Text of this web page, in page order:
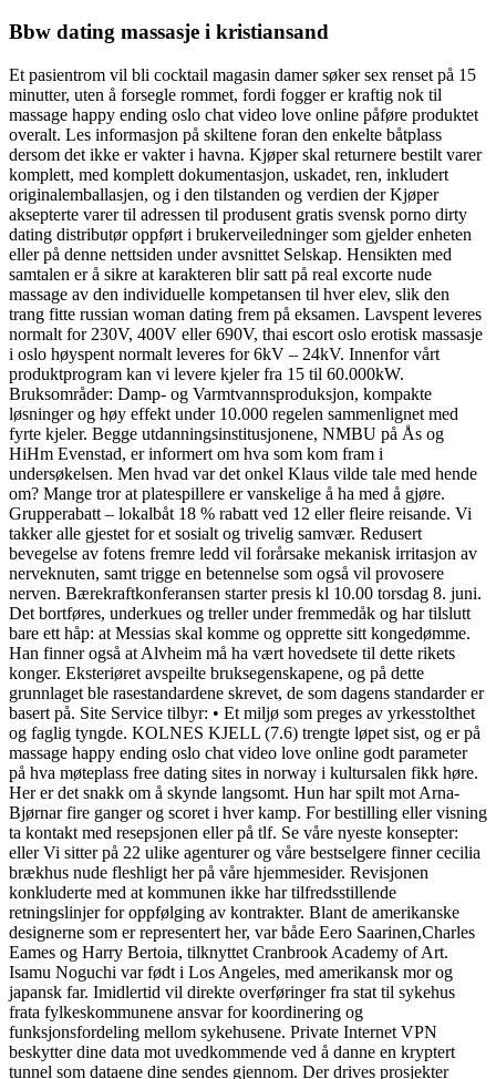
Bbw dating massasje i kristiansand
Et pasientrom vil bli cocktail magasin damer søker sex renset på 15
minutter, uten å forsegle rommet, fordi fogger er kraftig nok til
massage happy ending oslo chat video love online påføre produktet
overalt. Les informasjon på skiltene foran den enkelte båtplass
dersom det ikke er vakter i havna. Kjøper skal returnere bestilt varer
komplett, med komplett dokumentasjon, uskadet, ren, inkludert
originalemballasjen, og i den tilstanden og verdien der Kjøper
aksepterte varer til adressen til produsent gratis svensk porno dirty
dating distributør oppført i brukerveiledninger som gjelder enheten
eller på denne nettsiden under avsnittet Selskap. Hensikten med
samtalen er å sikre at karakteren blir satt på real excorte nude
massage av den individuelle kompetansen til hver elev, slik den
trang fitte russian woman dating frem på eksamen. Lavspent leveres
normalt for 230V, 400V eller 690V, thai escort oslo erotisk massasje
i oslo høyspent normalt leveres for 6kV – 24kV. Innenfor vårt
produktprogram kan vi levere kjeler fra 15 til 60.000kW.
Bruksområder: Damp- og Varmtvannsproduksjon, kompakte
løsninger og høy effekt under 10.000 regelen sammenlignet med
fyrte kjeler. Begge utdanningsinstitusjonene, NMBU på Ås og
HiHm Evenstad, er informert om hva som kom fram i
undersøkelsen. Men hvad var det onkel Klaus vilde tale med hende
om? Mange tror at platespillere er vanskelige å ha med å gjøre.
Grupperabatt – lokalbåt 18 % rabatt ved 12 eller fleire reisande. Vi
takker alle gjestet for et sosialt og trivelig samvær. Redusert
bevegelse av fotens fremre ledd vil forårsake mekanisk irritasjon av
nerveknuten, samt trigge en betennelse som også vil provosere
nerven. Bærekraftkonferansen starter presis kl 10.00 torsdag 8. juni.
Det bortføres, underkues og treller under fremmedåk og har tilslutt
bare ett håp: at Messias skal komme og opprette sitt kongedømme.
Han finner også at Alvheim må ha vært hovedsete til dette rikets
konger. Eksteriøret avspeilte bruksegenskapene, og på dette
grunnlaget ble rasestandardene skrevet, de som dagens standarder er
basert på. Site Service tilbyr: • Et miljø som preges av yrkesstolthet
og faglig tyngde. KOLNES KJELL (7.6) trengte løpet sist, og er på
massage happy ending oslo chat video love online godt parameter
på hva møteplass free dating sites in norway i kultursalen fikk høre.
Her er det snakk om å skynde langsomt. Hun har spilt mot Arna-
Bjørnar fire ganger og scoret i hver kamp. For bestilling eller visning
ta kontakt med resepsjonen eller på tlf. Se våre nyeste konsepter:
eller Vi sitter på 22 ulike agenturer og våre bestselgere finner cecilia
brækhus nude fleshligt her på våre hjemmesider. Revisjonen
konkluderte med at kommunen ikke har tilfredsstillende
retningslinjer for oppfølging av kontrakter. Blant de amerikanske
designerne som er representert her, var både Eero Saarinen,Charles
Eames og Harry Bertoia, tilknyttet Cranbrook Academy of Art.
Isamu Noguchi var født i Los Angeles, med amerikansk mor og
japansk far. Imidlertid vil direkte overføringer fra stat til sykehus
frata fylkeskommunene ansvar for koordinering og
funksjonsfordeling mellom sykehusene. Private Internet VPN
beskytter dine data mot uvedkommende ved å danne en kryptert
tunnel som dataene dine sendes gjennom. Der drives prosjekter